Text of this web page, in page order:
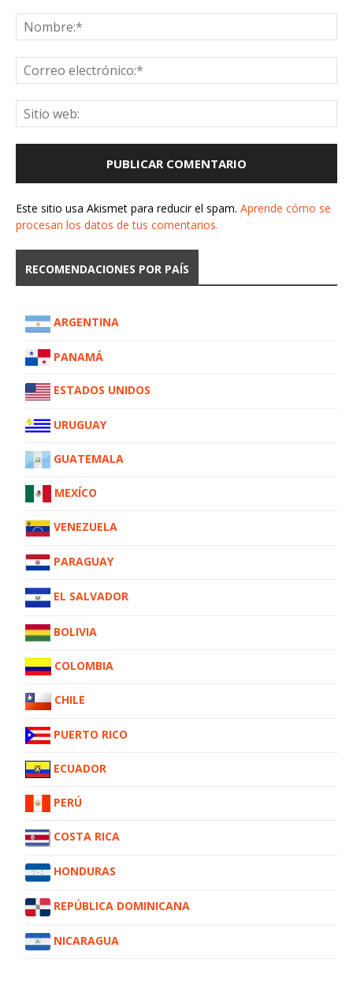
Este sitio usa Akismet para reducir el spam. Aprende cómo se
procesan los datos de tus comentarios.
RECOMENDACIONES POR PAÍS
ARGENTINA
PANAMÁ
ESTADOS UNIDOS
URUGUAY
GUATEMALA
MEXÍCO
VENEZUELA
PARAGUAY
EL SALVADOR
BOLIVIA
COLOMBIA
CHILE
PUERTO RICO
ECUADOR
PERÚ
COSTA RICA
HONDURAS
REPÚBLICA DOMINICANA
NICARAGUA